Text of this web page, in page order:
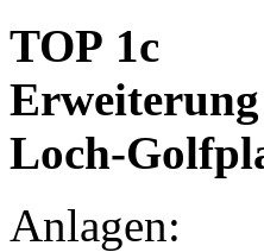
TOP 1c
Erweiterung
Loch-
Anlagen: